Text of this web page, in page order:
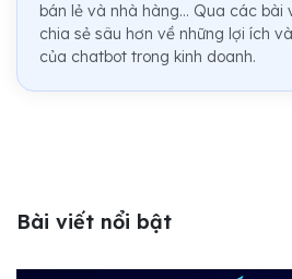
bán lẻ và nhà hàng... Qua các bài
chia sẻ sâu hơn về những lợi ích
của chatbot trong kinh doanh.
Bài viết nổi bật